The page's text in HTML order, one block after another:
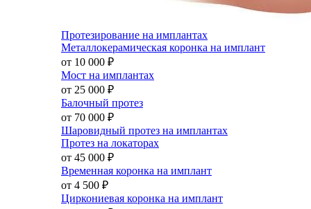
Протезирование на имплантах
Металлокерамическая коронка на имплант
от 10 000 ₽
Мост на имплантах
от 25 000 ₽
Балочный протез
от 70 000 ₽
Шаровидный протез на имплантах
Протез на локаторах
от 45 000 ₽
Временная коронка на имплант
от 4 500 ₽
Циркониевая коронка на имплант